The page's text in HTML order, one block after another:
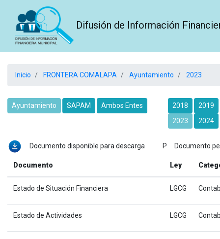
Difusión de Información
Inicio FRONTERA COMALAPA Ayuntamiento 2023
Ayuntamiento SAPAM Ambos Entes 2018
2019
2023
2024
Documento disponible para descarga P Documento
Documento Ley
Estado de Situación Financiera LGCG
Estado de Actividades LGCG